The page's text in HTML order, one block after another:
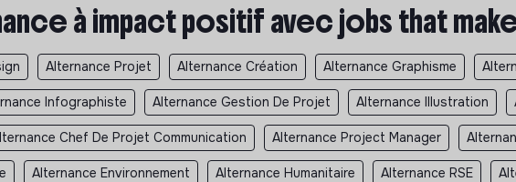
à impact positif avec jobs that
Alternance Projet Alternance Création Alternance Graphisme
Infographiste Alternance Gestion De Projet Alternance Illustration
Chef De Projet Communication Alternance Project Manager
Alternance Environnement Alternance Humanitaire Alternance RSE